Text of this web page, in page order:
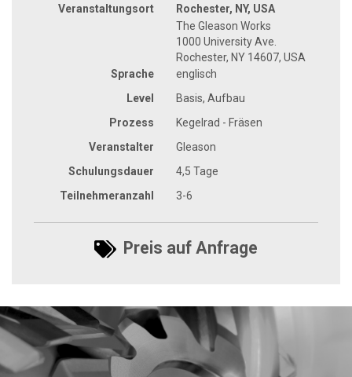
Veranstaltungsort
Rochester, NY, USA
The Gleason Works
1000 University Ave.
Rochester, NY 14607, USA
Sprache
englisch
Level
Basis, Aufbau
Prozess
Kegelrad - Fräsen
Veranstalter
Gleason
Schulungsdauer
4,5 Tage
Teilnehmeranzahl
3-6
Preis auf Anfrage